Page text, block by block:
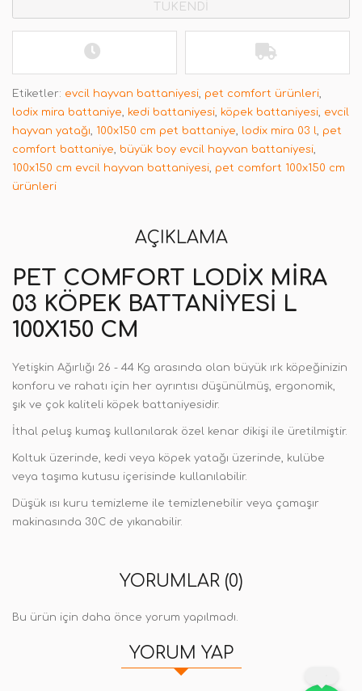
TÜKENDİ
Etiketler: evcil hayvan battaniyesi, pet comfort ürünleri,
lodix mira battaniye, kedi battaniyesi, köpek battaniyesi, evcil
hayvan yatağı, 100x150 cm pet battaniye, lodix mira 03 l, pet
comfort battaniye, büyük boy evcil hayvan battaniyesi,
100x150 cm evcil hayvan battaniyesi, pet comfort 100x150 cm
ürünleri
AÇIKLAMA
PET COMFORT LODIX MIRA
03 KÖPEK BATTANIYESI L
100X150 CM
Yetişkin Ağırlığı 26 - 44 Kg arasında olan büyük ırk köpeğinizin
konforu ve rahatı için her ayrıntısı düşünülmüş, ergonomik,
şık ve çok kaliteli köpek battaniyesidir.
İthal peluş kumaş kullanılarak özel kenar dikişi ile üretilmiştir.
Koltuk üzerinde, kedi veya köpek yatağı üzerinde, kulübe
veya taşıma kutusu içerisinde kullanılabilir.
Düşük ısı kuru temizleme ile temizlenebilir veya çamaşır
makinasında 30C de yıkanabilir.
YORUMLAR (0)
Bu ürün için daha önce yorum yapılmadı.
YORUM YAP